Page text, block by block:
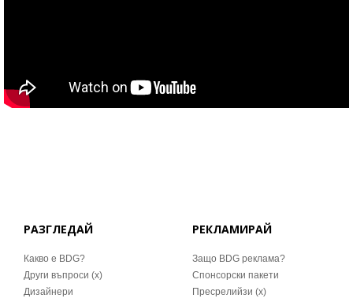
РАЗГЛЕДАЙ
Какво е BDG?
Други въпроси (x)
Дизайнери
РЕКЛАМИРАЙ
Защо BDG реклама?
Спонсорски пакети
Пресрелийзи (x)